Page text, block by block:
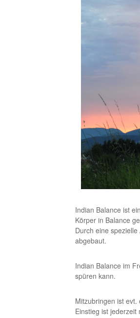
Indian Balance ist
Körper in Balance
Durch eine
abgebaut.
Indian Balance im
spüren kann.
Mitzubringen ist
Einstieg ist jederzeit